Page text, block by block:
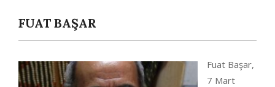
FUAT BAŞAR
Fuat Başar,
7 Mart